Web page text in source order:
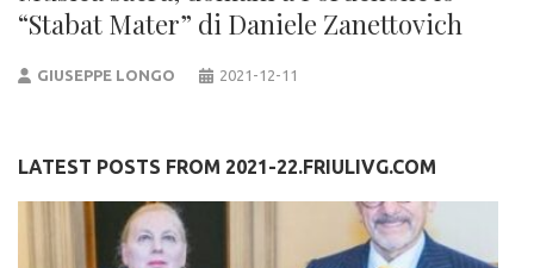
“Stabat Mater” di Daniele Zanettovich
GIUSEPPE LONGO 2021-12-11
LATEST POSTS FROM 2021-22.FRIULIVG.COM